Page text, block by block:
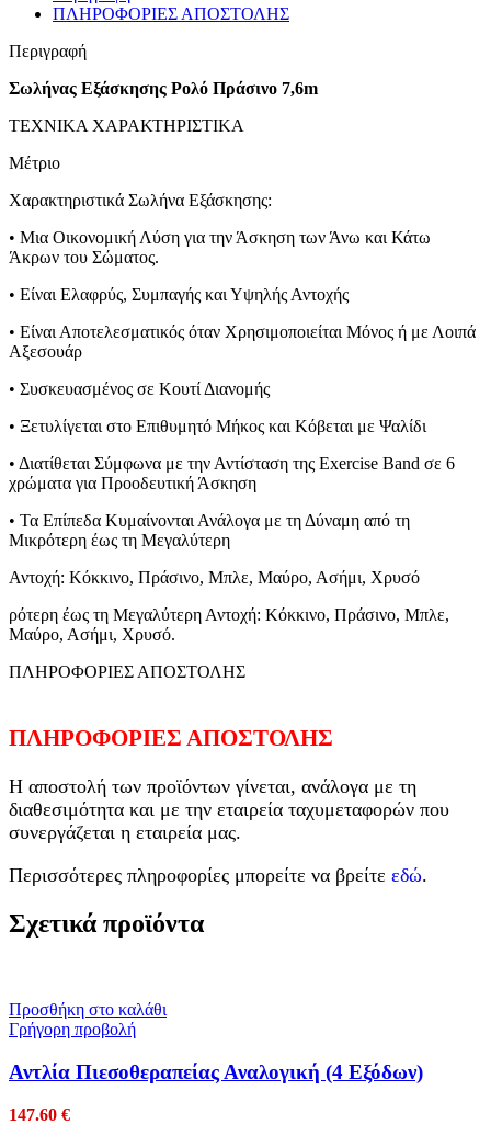
ΠΛΗΡΟΦΟΡΙΕΣ ΑΠΟΣΤΟΛΗΣ
Περιγραφή
Σωλήνας Εξάσκησης Ρολό Πράσινο 7,6m
ΤΕΧΝΙΚΑ ΧΑΡΑΚΤΗΡΙΣΤΙΚΑ
Μέτριο
Xαρακτηριστικά Σωλήνα Εξάσκησης:
• Μια Οικονομική Λύση για την Άσκηση των Άνω και Κάτω
Άκρων του Σώματος.
• Είναι Ελαφρύς, Συμπαγής και Υψηλής Αντοχής
• Είναι Αποτελεσματικός όταν Χρησιμοποιείται Μόνος ή με Λοιπά
Αξεσουάρ
• Συσκευασμένος σε Κουτί Διανομής
• Ξετυλίγεται στο Επιθυμητό Μήκος και Κόβεται με Ψαλίδι
• Διατίθεται Σύμφωνα με την Αντίσταση της Exercise Band σε 6
χρώματα για Προοδευτική Άσκηση
• Τα Επίπεδα Κυμαίνονται Ανάλογα με τη Δύναμη από τη
Μικρότερη έως τη Μεγαλύτερη
Αντοχή: Κόκκινο, Πράσινο, Μπλε, Μαύρο, Ασήμι, Χρυσό
ρότερη έως τη Μεγαλύτερη Αντοχή: Κόκκινο, Πράσινο, Μπλε,
Μαύρο, Ασήμι, Χρυσό.
ΠΛΗΡΟΦΟΡΙΕΣ ΑΠΟΣΤΟΛΗΣ
ΠΛΗΡΟΦΟΡΙΕΣ ΑΠΟΣΤΟΛΗΣ
Η αποστολή των προϊόντων γίνεται, ανάλογα με τη
διαθεσιμότητα και με την εταιρεία ταχυμεταφορών που
συνεργάζεται η εταιρεία μας.
Περισσότερες πληροφορίες μπορείτε να βρείτε εδώ.
Σχετικά προϊόντα
Προσθήκη στο καλάθι
Γρήγορη προβολή
Αντλία Πιεσοθεραπείας Αναλογική (4 Εξόδων)
147.60 €